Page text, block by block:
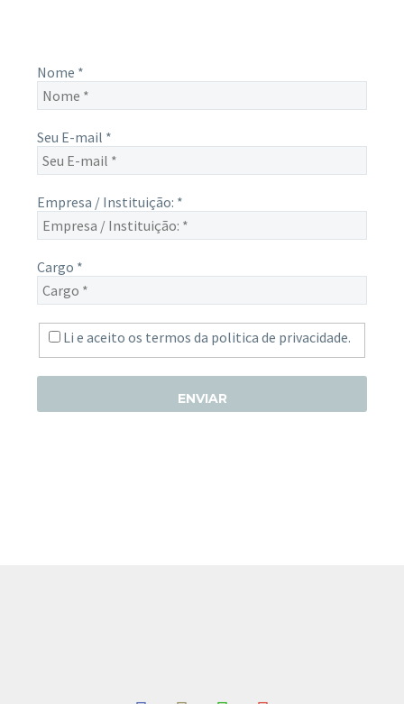
Nome *
Seu E-mail *
Empresa / Instituição: *
Cargo *
Li e aceito os termos da politica de privacidade.